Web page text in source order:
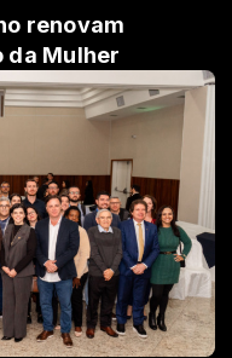
renovam
da Mulher